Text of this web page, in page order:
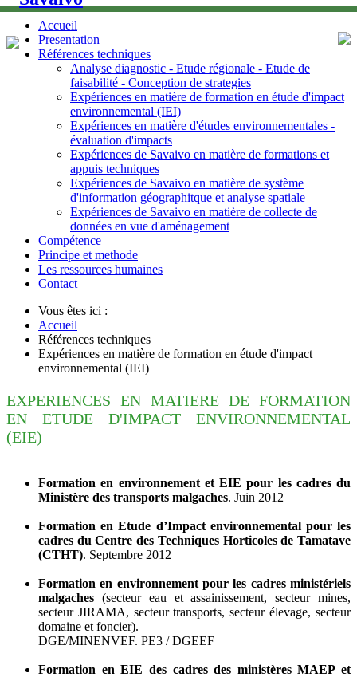
Accueil
Presentation
Références techniques
Analyse diagnostic - Etude régionale - Etude de
faisabilité - Conception de strategies
Expériences en matière de formation en étude d'impact
environnemental (IEI)
Expériences en matière d'études environnementales -
évaluation d'impacts
Expériences de Savaivo en matière de formations et
appuis techniques
Expériences de Savaivo en matière de système
d'information géographitque et analyse spatiale
Expériences de Savaivo en matière de collecte de
données en vue d'aménagement
Compétence
Principe et methode
Les ressources humaines
Contact
Vous êtes ici :
Accueil
Références techniques
Expériences en matière de formation en étude d'impact
environnemental (IEI)
EXPERIENCES EN MATIERE DE FORMATION
EN ETUDE D'IMPACT ENVIRONNEMENTAL
(EIE)
Formation en environnement et EIE pour les cadres du
Ministère des transports malgaches. Juin 2012
Formation en Etude d’Impact environnemental pour les
cadres du Centre des Techniques Horticoles de Tamatave
(CTHT). Septembre 2012
Formation en environnement pour les cadres ministériels
malgaches (secteur eau et assainissement, secteur mines,
secteur JIRAMA, secteur transports, secteur élevage, secteur
domaine et foncier).
DGE/MINENVEF. PE3 / DGEEF
Formation en EIE des cadres des ministères MAEP et